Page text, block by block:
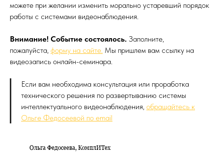
можете при желании изменить морально устаревший порядок
работы с системами видеонаблюдения.
Внимание! Событие состоялось. Заполните,
пожалуйста, форму на сайте. Мы пришлем вам ссылку на
видеозапись онлайн-семинара.
Если вам необходима консультация или проработка
технического решения по развертыванию системы
интеллектуального видеонаблюдения, обращайтесь к
Ольге Федосеевой по email
Ольга Федосеева, КомплИТех